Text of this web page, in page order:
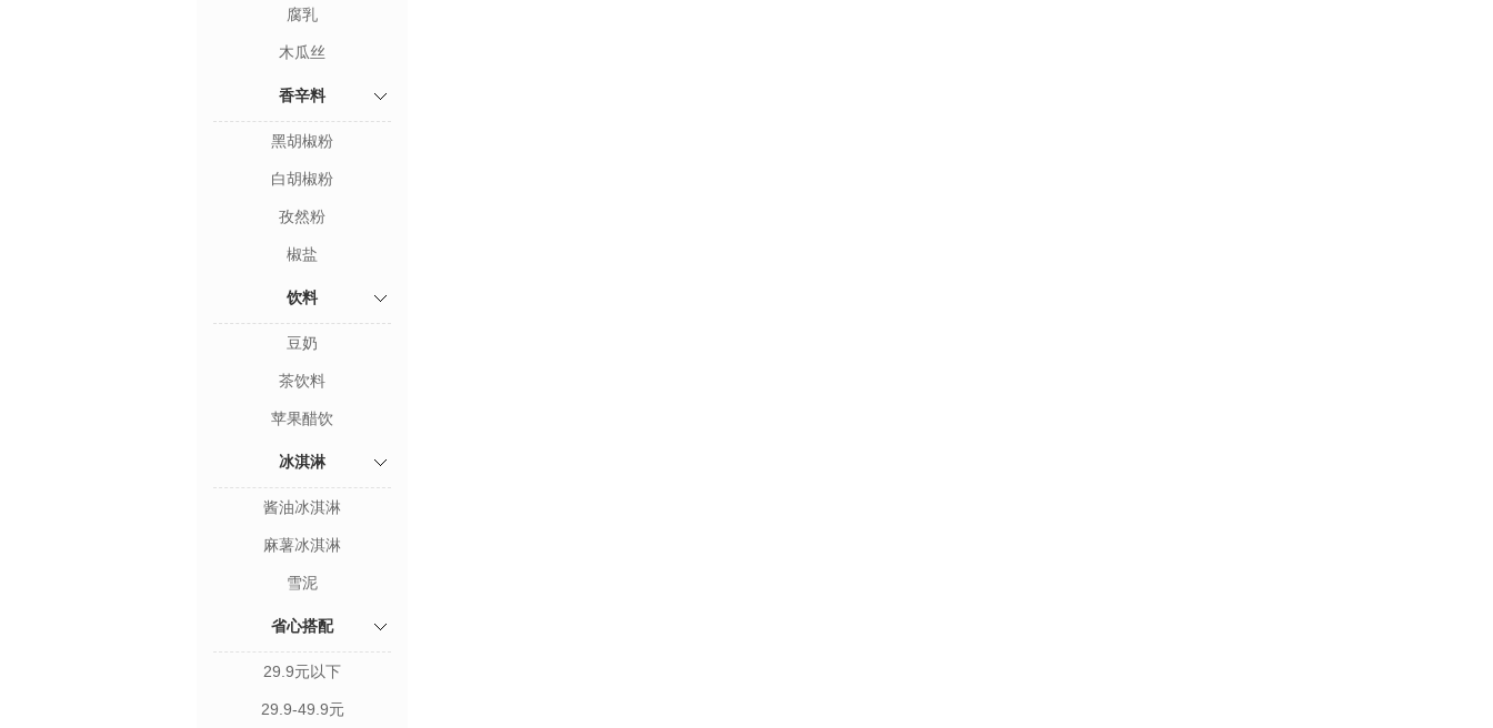
腐乳
木瓜丝
香辛料
黑胡椒粉
白胡椒粉
孜然粉
椒盐
饮料
豆奶
茶饮料
苹果醋饮
冰淇淋
酱油冰淇淋
麻薯冰淇淋
雪泥
省心搭配
29.9元以下
29.9-49.9元